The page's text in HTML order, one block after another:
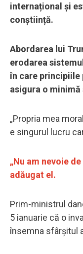
internațional și
conștiință.
Abordarea lui
erodarea
în care principiile
asigura o
„Propria mea
e singurul lucru
„Nu am nevoie
adăugat el.
Prim-ministrul
5 ianuarie că o
însemna sfârșitul